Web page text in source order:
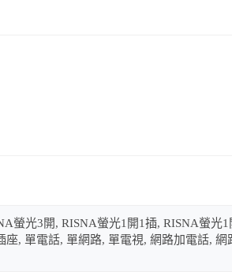
螢光3開, RISNA螢光1開1插, RISNA螢光
, 單電話, 單網路, 單電視, 網路加電話,